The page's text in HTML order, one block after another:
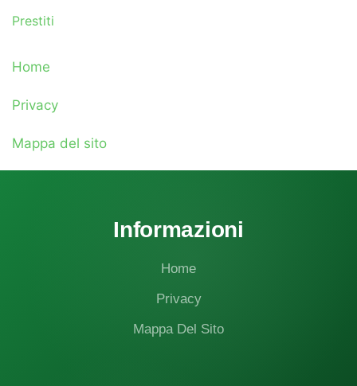
Prestiti
Home
Privacy
Mappa del sito
Informazioni
Home
Privacy
Mappa Del Sito